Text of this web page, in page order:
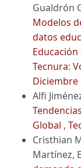
Gualdrón
Modelos
datos
Tecnura:
Diciembre
Alfi
Global ,
Cristhian
Martínez,